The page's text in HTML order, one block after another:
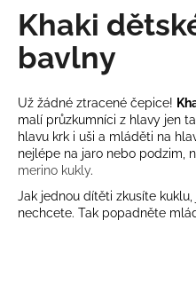
Khaki
bavlny
Už žádné ztracené čepice!
malí průzkumníci z hlavy jen
hlavu krk i uši a mláděti na
nejlépe na jaro nebo podzim,
merino kukly.
Jak jednou dítěti zkusíte
nechcete. Tak popadněte
t
ř
e
u
j
e
t
e
n